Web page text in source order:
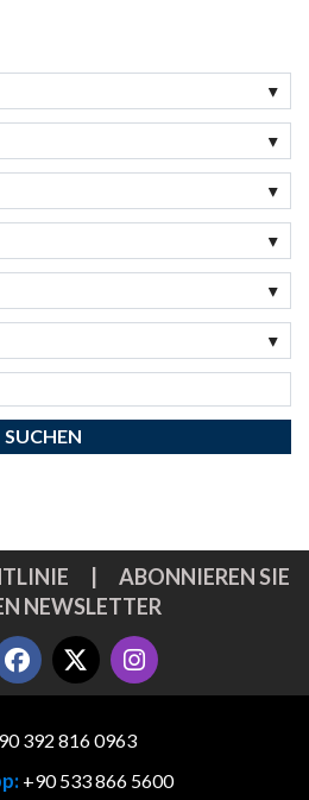
ABONNIEREN SIE
NEWSLETTER
392 816 0963
+90 533 866 5600